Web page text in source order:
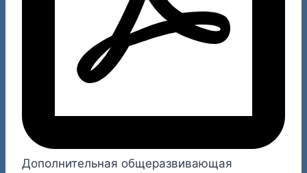
Дополнительная общеразвивающая